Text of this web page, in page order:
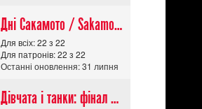
Дні Сакамото / Sakamoto Days (Сезон 1)
Для всіх: 22 з 22
Для патронів: 22 з 22
Останні оновлення: 31 липня
Дівчата і танки: фінал частина 1